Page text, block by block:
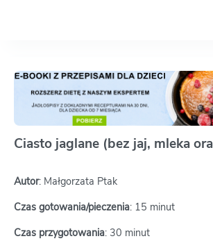
Ciasto jaglane (bez jaj, mleka
Autor: Małgorzata Ptak
Czas gotowania/pieczenia: 15 minut
Czas przygotowania: 30 minut